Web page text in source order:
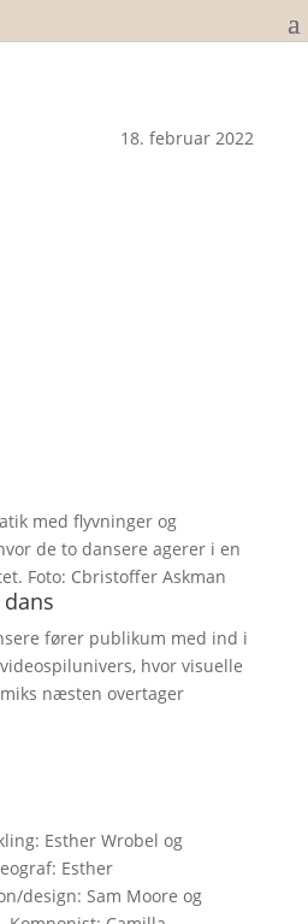
18. februar 2022
med flyvninger og
de to dansere agerer i en
Foto: Cbristoffer Askman
fører publikum med ind i
hvor visuelle
næsten overtager
Esther Wrobel og
Esther
design: Sam Moore og